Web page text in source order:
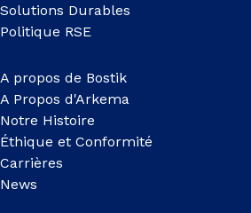
Solutions Durables
Politique RSE
A propos de Bostik
A Propos d'Arkema
Notre Histoire
Éthique et Conformité
Carrières
News